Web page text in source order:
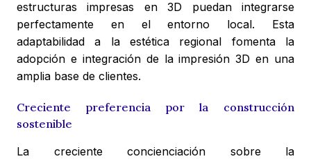
estructuras impresas en 3D puedan integrarse
perfectamente en el entorno local. Esta
adaptabilidad a la estética regional fomenta la
adopción e integración de la impresión 3D en una
amplia base de clientes.
Creciente preferencia por la construcción
sostenible
La creciente concienciación sobre la